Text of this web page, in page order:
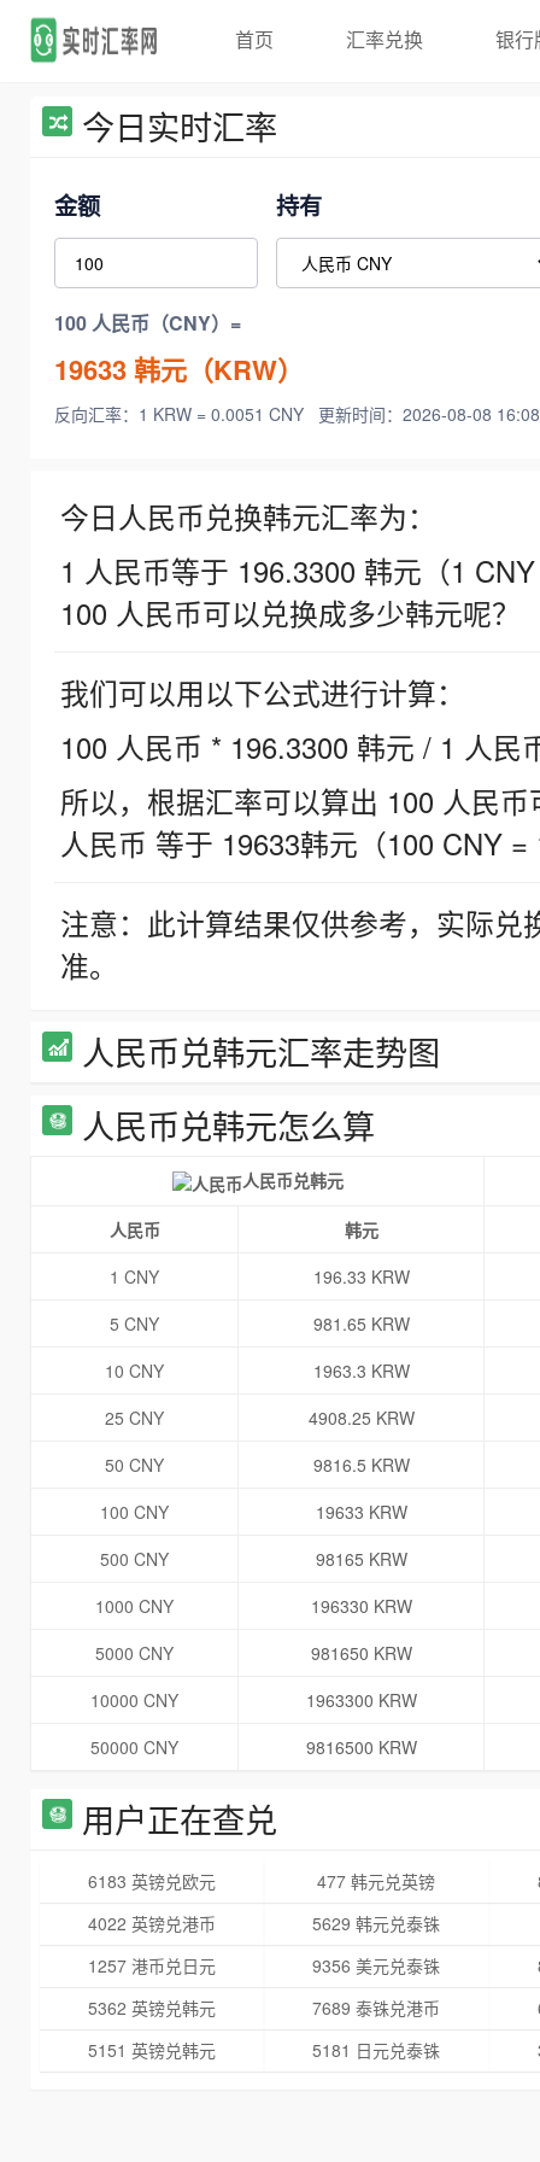
首页 汇率兑换 银行
今日实时汇率
金额 持有
100 人民币（CNY）=
19633韩元（KRW）
反向汇率：1 KRW = 0.0051 CNY 更新时间：2026-08-08
今日人民币兑换韩元汇率为：
1 人民币等于 196.3300 韩元（1
100 人民币可以兑换成多少韩元呢？
我们可以用以下公式进行计算：
100 人民币 * 196.3300 韩元 / 1 人民
所以，根据汇率可以算出 100 人民
人民币 等于 19633韩元（100 CNY =
注意：此计算结果仅供参考，实际
准。
人民币兑韩元汇率走势图
人民币兑韩元怎么算
人民币兑韩元
人民币
韩元
1 CNY
196.33 KRW
5 CNY
981.65 KRW
10 CNY
1963.3 KRW
25 CNY
4908.25 KRW
50 CNY
9816.5 KRW
100 CNY
19633 KRW
500 CNY
98165 KRW
1000 CNY
196330 KRW
5000 CNY
981650 KRW
10000 CNY
1963300 KRW
50000 CNY
9816500 KRW
用户正在查兑
6183 英镑兑欧元 477 韩元兑英镑
4022 英镑兑港币
5629 韩元兑泰铢
1257 港币兑日元
9356 美元兑泰铢
5362 英镑兑韩元
7689 泰铢兑港币
5151 英镑兑韩元
5181 日元兑泰铢